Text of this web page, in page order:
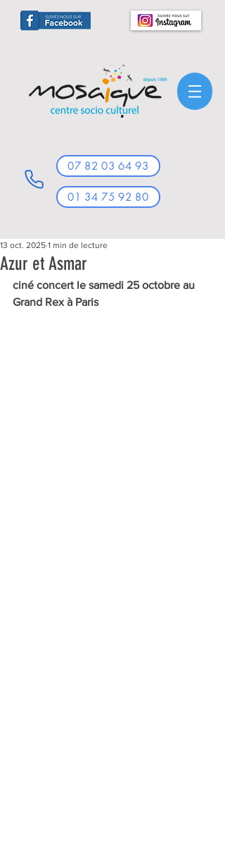
07 82 03 64 93
01 34 75 92 80
Azur et Asmar
13 oct. 2025 1 min de lecture
ciné concert le samedi 25 octobre au
Grand Rex à Paris